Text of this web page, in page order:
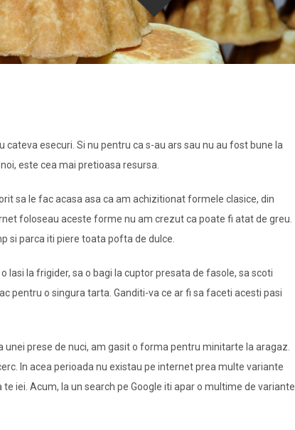
esecuri. Si nu pentru ca s-au ars sau nu au fost bune la
este cea mai pretioasa resursa.
sa le fac acasa asa ca am achizitionat formele clasice, din
foloseau aceste forme nu am crezut ca poate fi atat de greu.
si parca iti piere toata pofta de dulce.
lasi la frigider, sa o bagi la cuptor presata de fasole, sa scoti
pentru o singura tarta. Ganditi-va ce ar fi sa faceti acesti pasi
prese de nuci, am gasit o forma pentru minitarte la aragaz.
In acea perioada nu existau pe internet prea multe variante
iei. Acum, la un search pe Google iti apar o multime de variante.